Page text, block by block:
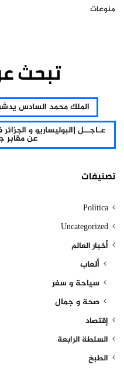
منوعات
تبحث
الملك محمد السادس
عـاجــل |البوليساريو و
عن مقابر
تصنيفات
Política
Uncategorized
أخبار العالم
ألعاب
سياحة و سفر
صحة و جمال
إقتصاد
السلطة الرابعة
الطبخ